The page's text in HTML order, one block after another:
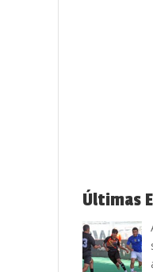
Últimas